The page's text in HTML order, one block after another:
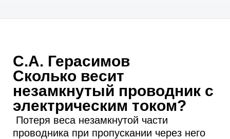
С.А. Герасимов
Сколько весит
незамкнутый проводник с
электрическим током?
Потеря веса незамкнутой части
проводника при пропускании через него